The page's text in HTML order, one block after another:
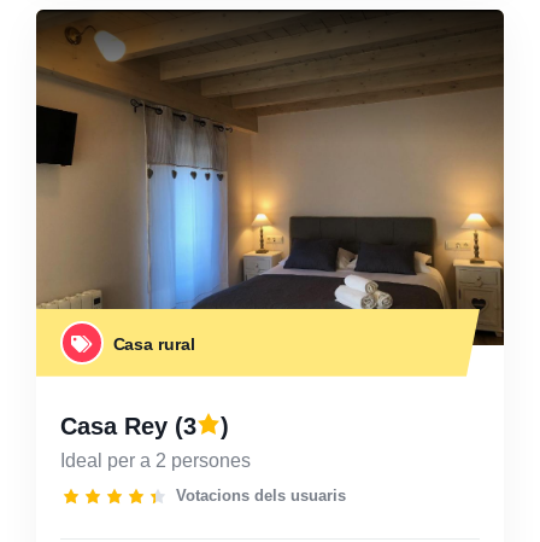
Casa rural
Casa Rey (3 )
Ideal per a 2 persones
Votacions dels usuaris